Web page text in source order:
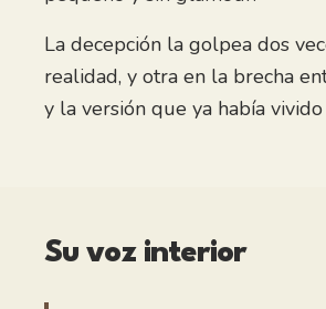
La decepción la golpea dos
realidad, y otra en la brecha
y la versión que ya había vivido
Su voz interior